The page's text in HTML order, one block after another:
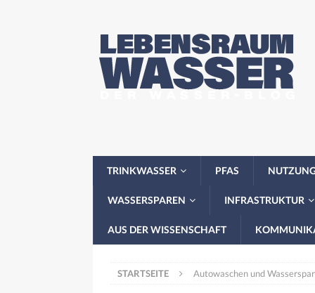
TRINKWASSER PFAS
WASSERSPAREN INFRASTRUKTUR
AUS DER WISSENSCHAFT
STARTSEITE Autowaschen und